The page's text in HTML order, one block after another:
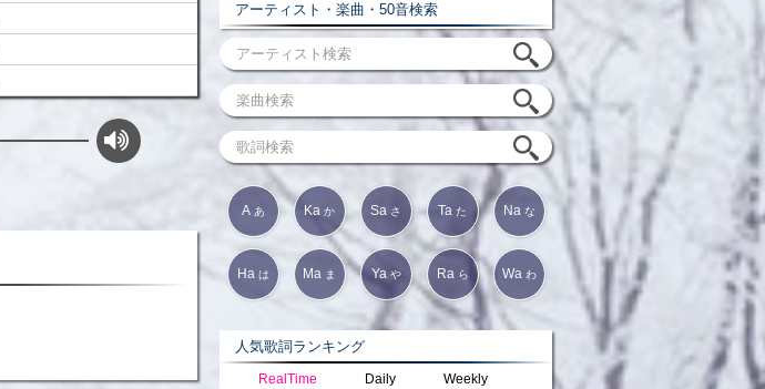
アーティスト・楽曲・50音検索
A あ Ka か Sa さ Ta た Na な
Ha は Ma ま Ya や Ra ら Wa わ
人気歌詞ランキング
RealTime Daily Weekly